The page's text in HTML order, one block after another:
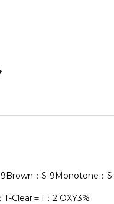
：S-9Monotone：S-
Clear＝1：2 OXY3%